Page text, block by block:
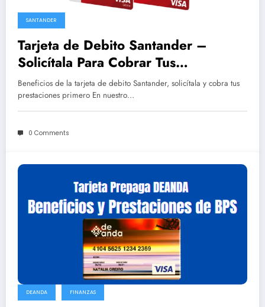
SANTANDER
Tarjeta de Debito Santander –
Solicítala Para Cobrar Tus
Prestaciones Primero
Beneficios de la tarjeta de debito Santander, solicítala y cobra tus
prestaciones primero En nuestro…
0 Comments
DEANDA FINANZAS